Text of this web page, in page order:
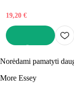
19,20 €
Norėdami pamatyti
More Essey